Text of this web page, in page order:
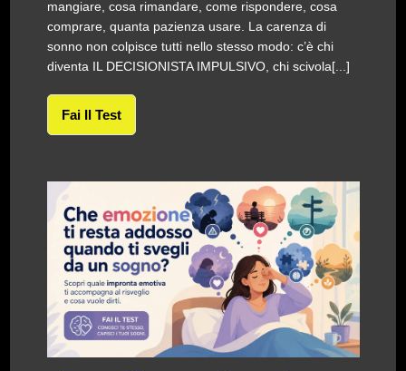
mangiare, cosa rimandare, come rispondere, cosa
comprare, quanta pazienza usare. La carenza di
sonno non colpisce tutti nello stesso modo: c’è chi
diventa IL DECISIONISTA IMPULSIVO, chi scivola[...]
Fai Il Test